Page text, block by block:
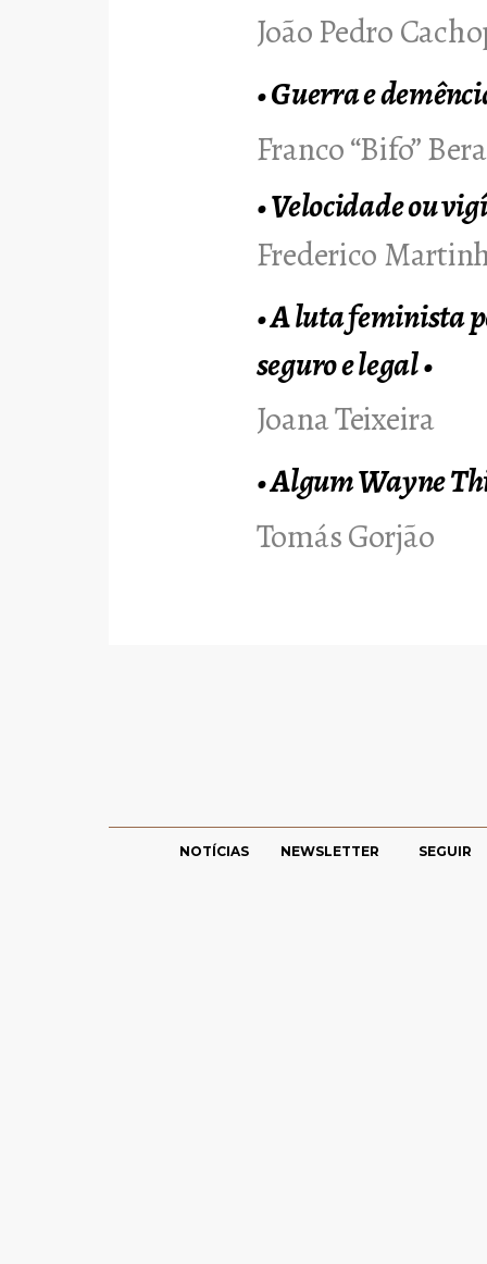
João Pedro
•Guerra e
Franco “Bifo”
•Velocidade ou
Frederico
•A luta feminista
seguro e legal•
Joana Teixeira
•Algum Wayne
Tomás Gorjão
NOTÍCIAS NEWSLETTER SEGUIR